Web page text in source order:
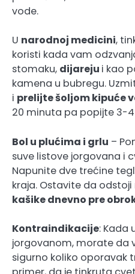
vode.
U narodnoj medicini,
koristi kada vam
stomaku, dijareju i kao
kamena u bubregu.
i prelijte šoljom kipuće
20 minuta pa popijte 3-
Bol u plućima i grlu –
suve listove jorgovana i
Napunite dve trećine
kraja. Ostavite da
kašike dnevno pre
Kontraindikacije: Kada
jorgovanom, morate da
sigurno koliko oporavak